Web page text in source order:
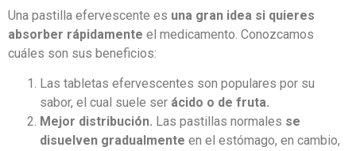
Una pastilla efervescente es una gran idea si quieres
absorber rápidamente el medicamento. Conozcamos
cuáles son sus beneficios:
Las tabletas efervescentes son populares por su
sabor, el cual suele ser ácido o de fruta.
Mejor distribución. Las pastillas normales se
disuelven gradualmente en el estómago, en cambio,